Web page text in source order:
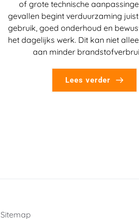
of grote technische
gevallen begint verduurzaming
gebruik, goed onderhoud en
het dagelijks werk. Dit kan niet
aan minder
Lees verder
Sitemap